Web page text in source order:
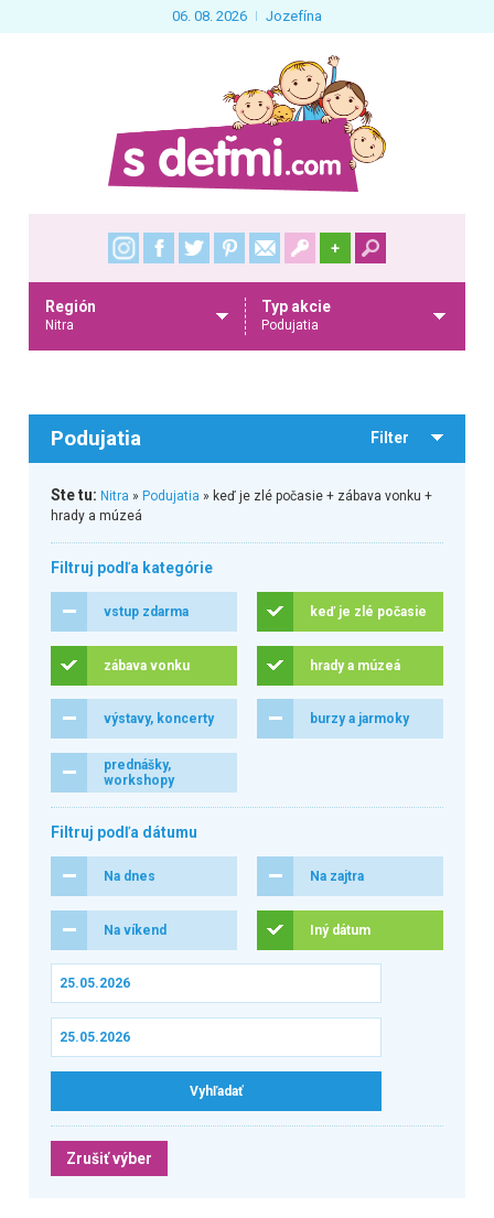
06. 08. 2026 Jozefína
+
Región
Nitra
Typ akcie
Podujatia
Podujatia Filter
Ste tu: Nitra » Podujatia » keď je zlé počasie + zábava vonku +
hrady a múzeá
Filtruj podľa kategórie
vstup zdarma keď je zlé počasie
zábava vonku hrady a múzeá
výstavy, koncerty burzy a jarmoky
prednášky,
workshopy
Filtruj podľa dátumu
Na dnes Na zajtra
Na víkend Iný dátum
Zrušiť výber